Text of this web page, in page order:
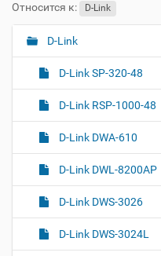
к
м
н
о
Относится к: D-Link
Н
г
и
D-Link
D-Link SP-320-48
D-Link RSP-1000-48
D-Link DWA-610
D-Link DWL-8200AP
D-Link DWS-3026
D-Link DWS-3024L